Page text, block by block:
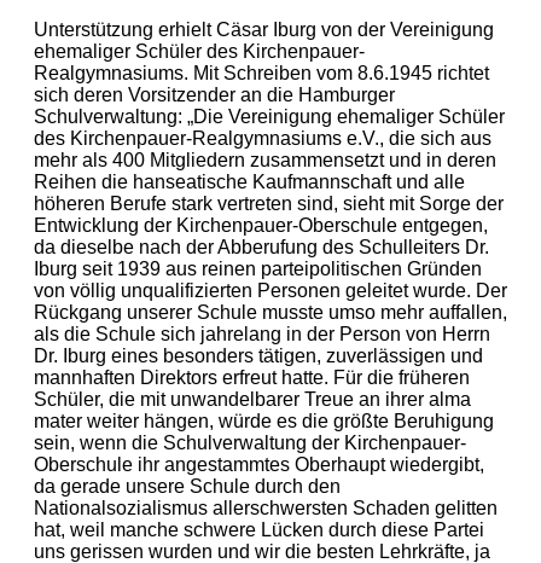
Unterstützung erhielt Cäsar Iburg von der Vereinigung
ehemaliger Schüler des Kirchenpauer-
Realgymnasiums. Mit Schreiben vom 8.6.1945 richtet
sich deren Vorsitzender an die Hamburger
Schulverwaltung: „Die Vereinigung ehemaliger Schüler
des Kirchenpauer-Realgymnasiums e.V., die sich aus
mehr als 400 Mitgliedern zusammensetzt und in deren
Reihen die hanseatische Kaufmannschaft und alle
höheren Berufe stark vertreten sind, sieht mit Sorge der
Entwicklung der Kirchenpauer-Oberschule entgegen,
da dieselbe nach der Abberufung des Schulleiters Dr.
Iburg seit 1939 aus reinen parteipolitischen Gründen
von völlig unqualifizierten Personen geleitet wurde. Der
Rückgang unserer Schule musste umso mehr auffallen,
als die Schule sich jahrelang in der Person von Herrn
Dr. Iburg eines besonders tätigen, zuverlässigen und
mannhaften Direktors erfreut hatte. Für die früheren
Schüler, die mit unwandelbarer Treue an ihrer alma
mater weiter hängen, würde es die größte Beruhigung
sein, wenn die Schulverwaltung der Kirchenpauer-
Oberschule ihr angestammtes Oberhaupt wiedergibt,
da gerade unsere Schule durch den
Nationalsozialismus allerschwersten Schaden gelitten
hat, weil manche schwere Lücken durch diese Partei
uns gerissen wurden und wir die besten Lehrkräfte, ja